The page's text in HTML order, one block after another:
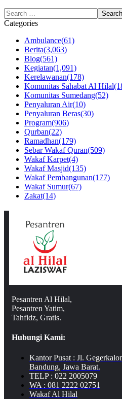
Categories
Ambulance(61)
Berita(3,063)
Blog(561)
Kegiatan(1,091)
Kerelawanan(178)
Komunitas Sahabat Al Hilal
Komunitas Sumedang(52)
Penyaluran Air(10)
Penyaluran Beras(30)
Program(906)
Qurban(22)
Ramadhan(179)
Sebar Wakaf Quran(509)
Wakaf Karpet(4)
Wakaf Masjid(135)
Wakaf Pembangunan(177)
Wakaf Sumur(67)
Zakat(14)
Pesantren Al Hilal,
Pesantren Yatim,
Tahfidz, Gratis.
Hubungi Kami:
Kantor Pusat : Jl.
Bandung, Jawa Barat.
TELP : 022 2005079
WA : 081 2222 02751
Wakaf Al Hilal